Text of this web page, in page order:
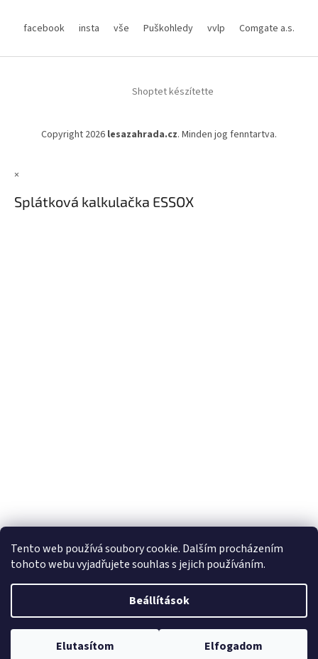
Tento web používá soubory cookie. Dalším procházením
tohoto webu vyjadřujete souhlas s jejich používáním.
Beállítások
Elutasítom Elfogadom
facebook insta vše Puškohledy vvlp Comgate a.s.
Shoptet készítette
Copyright 2026 lesazahrada.cz. Minden jog fenntartva.
×
Splátková kalkulačka ESSOX